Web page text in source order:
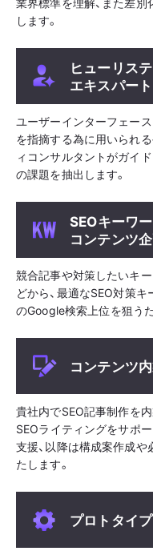
します。
ヒューリス
エキスパー
ユーザーインターフェー
を指摘する為に用いられ
ィコンサルタントがガイ
の課題を抽出します。
SEOキーワ
コンテンツ
競合記事や対策したいキ
どから、最適なSEO対策
のGoogle検索上位を狙う
コンテンツ
貴社内でSEO記事制作を内
SEOライティングをサポ
支援、以降は構成案作成
たします。
プロトタイ